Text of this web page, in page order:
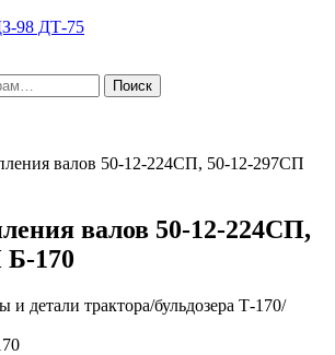
Поиск
валов 50-12-224СП, 50-12-297СП
валов 50-12-224СП,
Б-170
детали трактора/бульдозера Т-170/